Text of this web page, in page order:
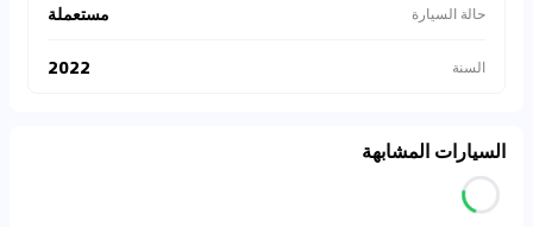
حالة السيارة مستعملة
السنة 2022
السيارات المشابهة